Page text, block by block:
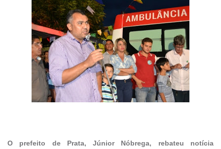
O prefeito de Prata, Júnior Nóbrega, rebateu notícia